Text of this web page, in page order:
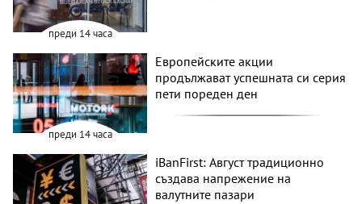
преди 14 часа
преди 14 часа
Европейските акции
продължават успешната си серия
пети пореден ден
iBanFirst: Август традиционно
създава напрежение на
валутните пазари